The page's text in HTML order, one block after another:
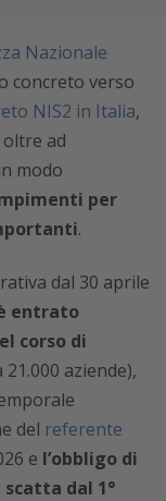
Nazionale
concreto verso
NIS2 in Italia,
ad
modo
per
.
dal 30 aprile
entrato
corso di
aziende),
del referente
e l’obbligo di
dal 1°